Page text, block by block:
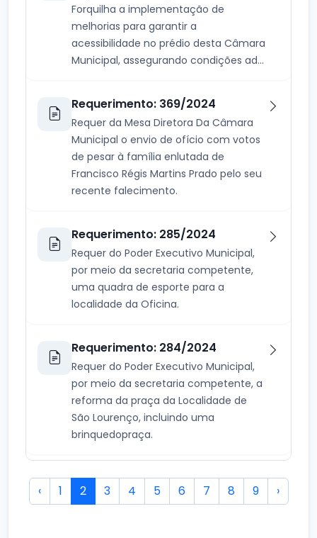
Forquilha a implementação de
melhorias para garantir a
acessibilidade no prédio desta Câmara
Municipal, assegurando condições ad...
Requerimento: 369/2024
Requer da Mesa Diretora Da Câmara
Municipal o envio de ofício com votos
de pesar à família enlutada de
Francisco Régis Martins Prado pelo seu
recente falecimento.
Requerimento: 285/2024
Requer do Poder Executivo Municipal,
por meio da secretaria competente,
uma quadra de esporte para a
localidade da Oficina.
Requerimento: 284/2024
Requer do Poder Executivo Municipal,
por meio da secretaria competente, a
reforma da praça da Localidade de
São Lourenço, incluindo uma
brinquedopraça.
‹ 1 2 3 4 5 6 7 8 9 ›